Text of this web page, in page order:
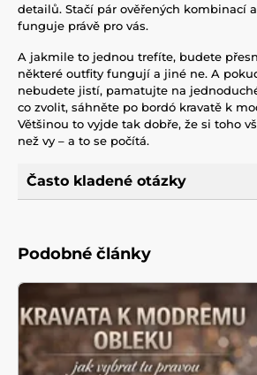
detailů. Stačí pár ověřených kombinací
funguje právě pro vás.
A jakmile to jednou trefíte, budete
některé outfity fungují a jiné ne. A
nebudete jistí, pamatujte na
co zvolit, sáhněte po bordó kravatě k
Většinou to vyjde tak dobře, že si toho
než vy – a to se počítá.
Často kladené otázky
Podobné články